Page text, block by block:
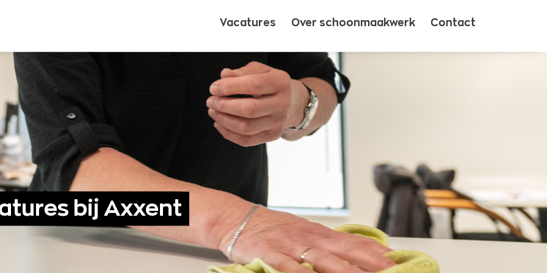
Vacatures Over schoonmaakwerk Contact
bij Axxent